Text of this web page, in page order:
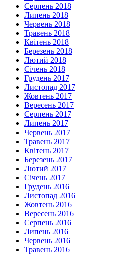
Серпень 2018
Липень 2018
Червень 2018
Травень 2018
Квітень 2018
Березень 2018
Лютий 2018
Січень 2018
Грудень 2017
Листопад 2017
Жовтень 2017
Вересень 2017
Серпень 2017
Липень 2017
Червень 2017
Травень 2017
Квітень 2017
Березень 2017
Лютий 2017
Січень 2017
Грудень 2016
Листопад 2016
Жовтень 2016
Вересень 2016
Серпень 2016
Липень 2016
Червень 2016
Травень 2016